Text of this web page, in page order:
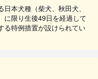
本犬種（柴犬、秋田犬、
に限り生後49日を経過して
る特例措置が設けられてい